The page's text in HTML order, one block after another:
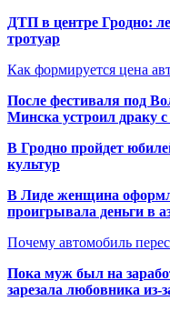
ДТП в центре Гродно:
тротуар
Как формируется цена
После фестиваля под
Минска устроил драку
В Гродно пройдет
культур
В Лиде женщина
проигрывала деньги в
Почему автомобиль
Пока муж был на
зарезала любовника из-